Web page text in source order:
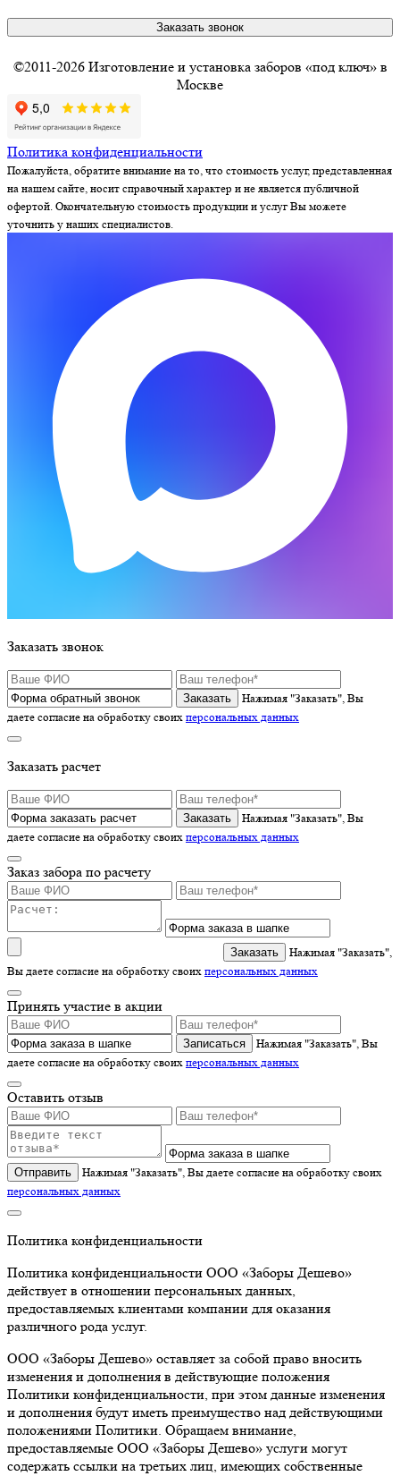
Заказать звонок
©2011-2026 Изготовление и установка заборов «под ключ» в
Москве
Политика конфиденциальности
Пожалуйста, обратите внимание на то, что стоимость услуг, представленная
на нашем сайте, носит справочный характер и не является публичной
офертой. Окончательную стоимость продукции и услуг Вы можете
уточнить у наших специалистов.
Заказать звонок
Нажимая "Заказать", Вы
даете согласие на обработку своих персональных данных
Заказать расчет
Нажимая "Заказать", Вы
даете согласие на обработку своих персональных данных
Заказ забора по расчету
Нажимая "Заказать",
Вы даете согласие на обработку своих персональных данных
Принять участие в акции
Записаться
Нажимая "Заказать", Вы
даете согласие на обработку своих персональных данных
Оставить отзыв
Отправить
Нажимая "Заказать", Вы даете согласие на обработку своих
персональных данных
Политика конфиденциальности
Политика конфиденциальности ООО «Заборы Дешево»
действует в отношении персональных данных,
предоставляемых клиентами компании для оказания
различного рода услуг.
ООО «Заборы Дешево» оставляет за собой право вносить
изменения и дополнения в действующие положения
Политики конфиденциальности, при этом данные изменения
и дополнения будут иметь преимущество над действующими
положениями Политики. Обращаем внимание,
предоставляемые ООО «Заборы Дешево» услуги могут
содержать ссылки на третьих лиц, имеющих собственные